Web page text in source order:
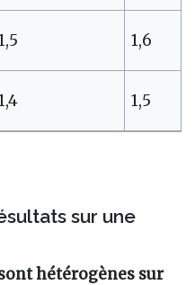
1,6
1,5
sur une
hétérogènes sur